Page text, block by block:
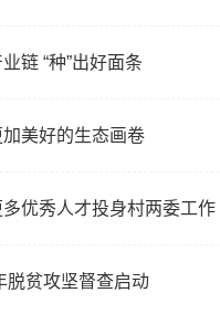
链 “种”出好面条
美好的生态画卷
优秀人才投身村两委工作
脱贫攻坚督查启动